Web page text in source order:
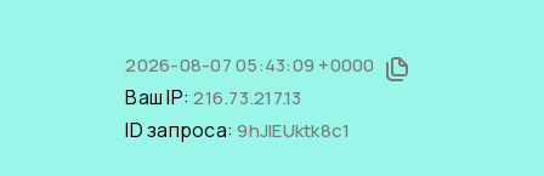
2026-08-07 05:43:09 +0000
Ваш IP:216.73.217.13
ID запроса:9hJIEUktk8c1